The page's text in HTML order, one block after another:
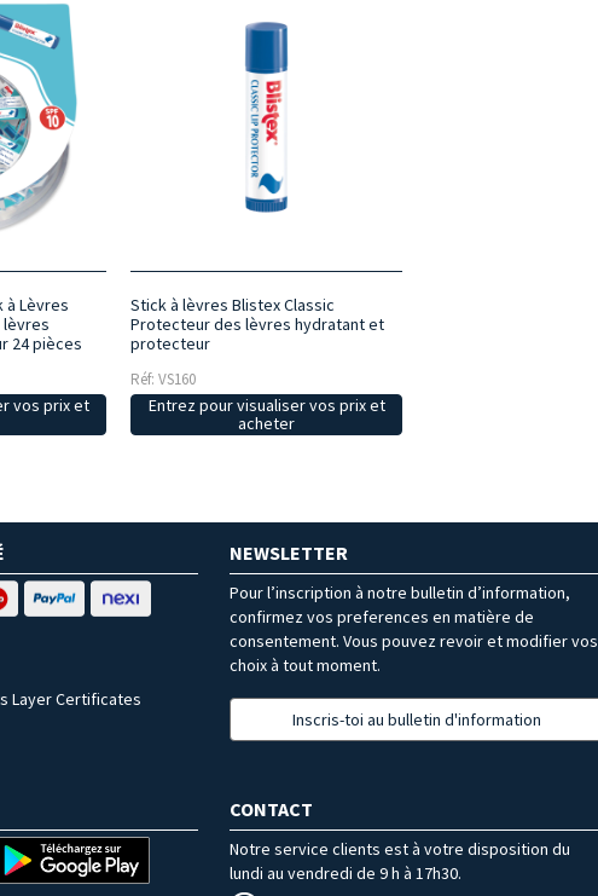
à Lèvres
lèvres
24 pièces
vos prix et
Stick à lèvres Blistex Classic
Protecteur des lèvres hydratant et
protecteur
Réf: VS160
Entrez pour visualiser vos prix et
acheter
Layer Certificates
NEWSLETTER
Pour l’inscription à notre bulletin d’information,
confirmez vos preferences en matière de
consentement. Vous pouvez revoir et modifier vos
choix à tout moment.
Inscris-toi au bulletin d'information
CONTACT
Notre service clients est à votre disposition du
lundi au vendredi de 9 h à 17h30.